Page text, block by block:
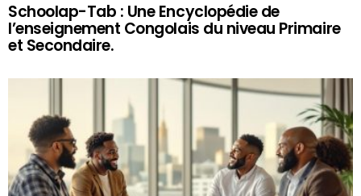
Schoolap-Tab : Une Encyclopédie de
l’enseignement Congolais du niveau Primaire
et Secondaire.